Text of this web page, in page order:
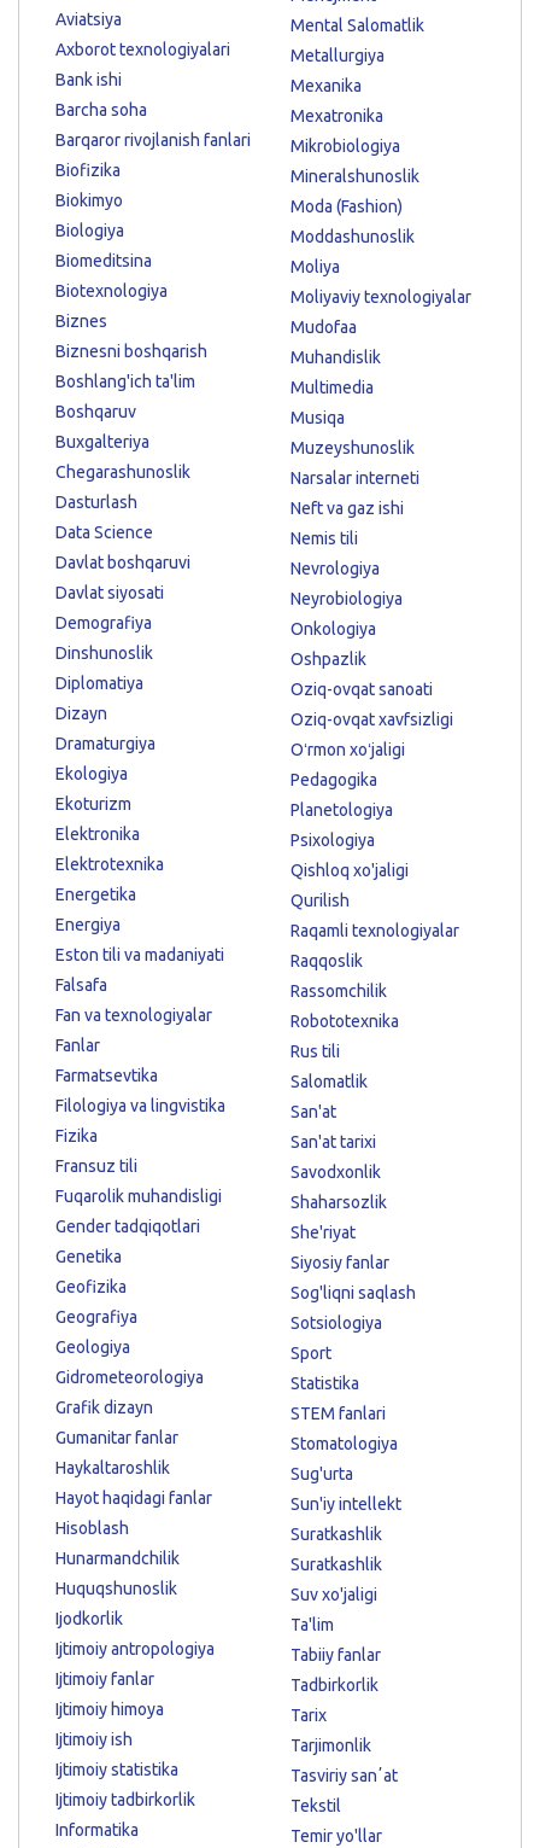
Aviatsiya
Axborot texnologiyalari
Bank ishi
Barcha soha
Barqaror rivojlanish fanlari
Biofizika
Biokimyo
Biologiya
Biomeditsina
Biotexnologiya
Biznes
Biznesni boshqarish
Boshlang'ich ta'lim
Boshqaruv
Buxgalteriya
Chegarashunoslik
Dasturlash
Data Science
Davlat boshqaruvi
Davlat siyosati
Demografiya
Dinshunoslik
Diplomatiya
Dizayn
Dramaturgiya
Ekologiya
Ekoturizm
Elektronika
Elektrotexnika
Energetika
Energiya
Eston tili va madaniyati
Falsafa
Fan va texnologiyalar
Fanlar
Farmatsevtika
Filologiya va lingvistika
Fizika
Fransuz tili
Fuqarolik muhandisligi
Gender tadqiqotlari
Genetika
Geofizika
Geografiya
Geologiya
Gidrometeorologiya
Grafik dizayn
Gumanitar fanlar
Haykaltaroshlik
Hayot haqidagi fanlar
Hisoblash
Hunarmandchilik
Huquqshunoslik
Ijodkorlik
Ijtimoiy antropologiya
Ijtimoiy fanlar
Ijtimoiy himoya
Ijtimoiy ish
Ijtimoiy statistika
Ijtimoiy tadbirkorlik
Informatika
Mental Salomatlik
Metallurgiya
Mexanika
Mexatronika
Mikrobiologiya
Mineralshunoslik
Moda (Fashion)
Moddashunoslik
Moliya
Moliyaviy texnologiyalar
Mudofaa
Muhandislik
Multimedia
Musiqa
Muzeyshunoslik
Narsalar interneti
Neft va gaz ishi
Nemis tili
Nevrologiya
Neyrobiologiya
Onkologiya
Oshpazlik
Oziq-ovqat sanoati
Oziq-ovqat xavfsizligi
Oʻrmon xoʻjaligi
Pedagogika
Planetologiya
Psixologiya
Qishloq xo'jaligi
Qurilish
Raqamli texnologiyalar
Raqqoslik
Rassomchilik
Robototexnika
Rus tili
Salomatlik
San'at
San'at tarixi
Savodxonlik
Shaharsozlik
She'riyat
Siyosiy fanlar
Sog'liqni saqlash
Sotsiologiya
Sport
Statistika
STEM fanlari
Stomatologiya
Sug'urta
Sun'iy intellekt
Suratkashlik
Suratkashlik
Suv xo'jaligi
Ta'lim
Tabiiy fanlar
Tadbirkorlik
Tarix
Tarjimonlik
Tasviriy sanʼat
Tekstil
Temir yo'llar